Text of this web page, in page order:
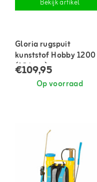
Bekijk artikel
Gloria rugspuit
kunststof Hobby 1200
(12 liter)
€109,95
Op voorraad